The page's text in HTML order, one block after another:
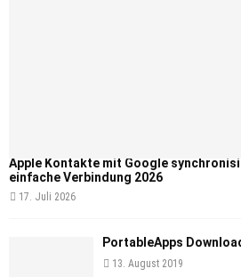
Apple Kontakte mit Google
einfache Verbindung 2026
17. Juli 2026
PortableApps
13. August 2019